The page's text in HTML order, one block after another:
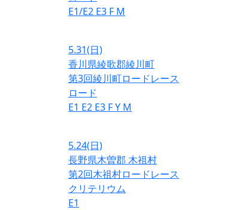
E1/E2 E3 F M
5.31(日)
香川県綾歌郡綾川町
第3回綾川町ロードレース
ロード
E1 E2 E3 FY M
5.24(日)
長野県木曽郡 木祖村
第2回木祖村ロードレース
クリテリウム
E1